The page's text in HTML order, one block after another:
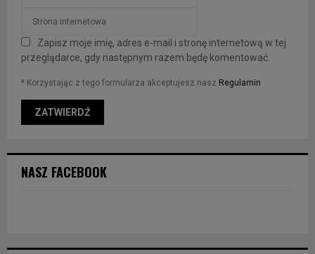
Zapisz moje imię, adres e-mail i stronę internetową w tej
przeglądarce, gdy następnym razem będę komentować.
* Korzystając z tego formularza akceptujesz nasz Regulamin
NASZ FACEBOOK